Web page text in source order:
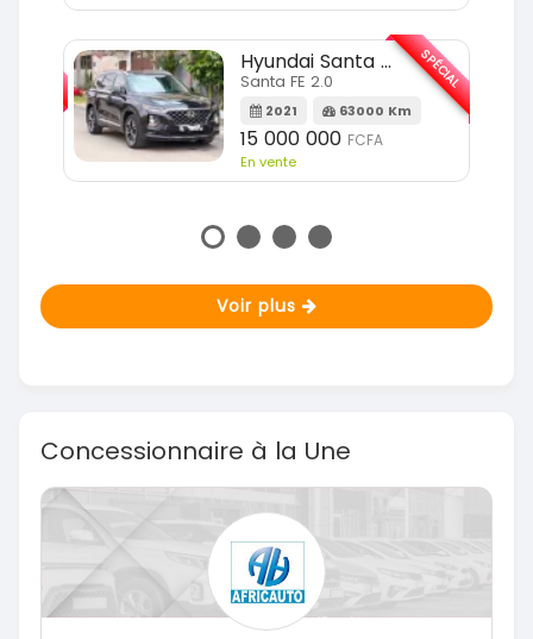
KIA Sportage
Sportage 2.0
2023 51000 Km
18 900 000 FCFA
En vente
SPÉCIAL
Voir plus
Concessionnaire à la Une